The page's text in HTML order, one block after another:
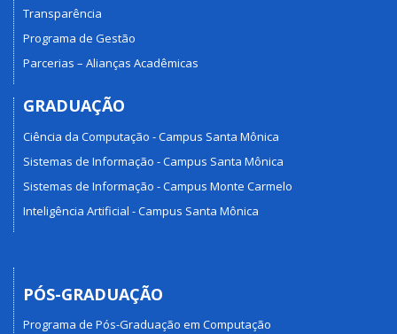
Transparência
Programa de Gestão
Parcerias – Alianças Acadêmicas
GRADUAÇÃO
Ciência da Computação - Campus Santa Mônica
Sistemas de Informação - Campus Santa Mônica
Sistemas de Informação - Campus Monte Carmelo
Inteligência Artificial - Campus Santa Mônica
PÓS-GRADUAÇÃO
Programa de Pós-Graduação em Computação